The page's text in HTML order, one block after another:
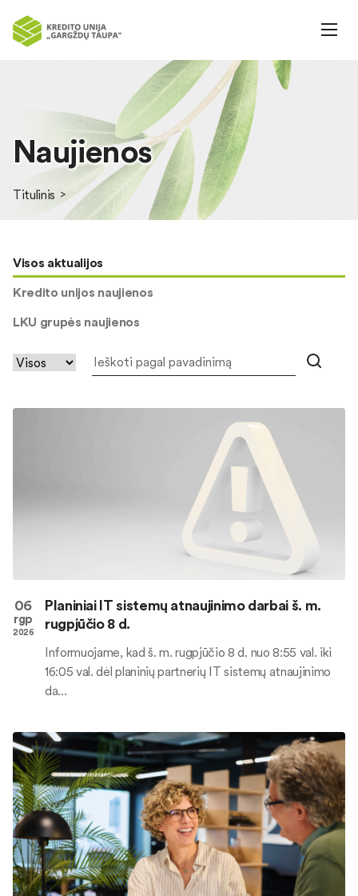
Naujienos
Titulinis
Visos aktualijos
Kredito unijos naujienos
LKU grupės naujienos
06
rgp
2026
Planiniai IT sistemų atnaujinimo darbai š. m.
rugpjūčio 8 d.
Informuojame, kad š. m. rugpjūčio 8 d. nuo 8:55 val. iki
16:05 val. dėl planinių partnerių IT sistemų atnaujinimo
da...